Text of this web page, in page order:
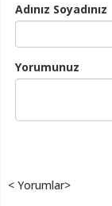
Adınız Soyadınız
Yorumunuz
< Yorumlar>